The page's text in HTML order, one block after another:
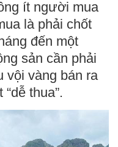
ít người mua
là phải chốt
đến một
sản cần phải
vội vàng bán ra
thua”.